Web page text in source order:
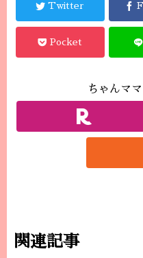
Twitter
Pocket
ちゃんマ
関連記事